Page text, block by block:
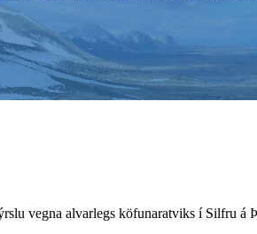
vegna alvarlegs köfunaratviks í Silfru á